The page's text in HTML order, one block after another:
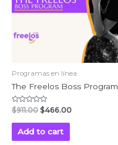
Programas en línea
The Freelos Boss Program
Rated
0
out
$911.00 $466.00
Add to cart